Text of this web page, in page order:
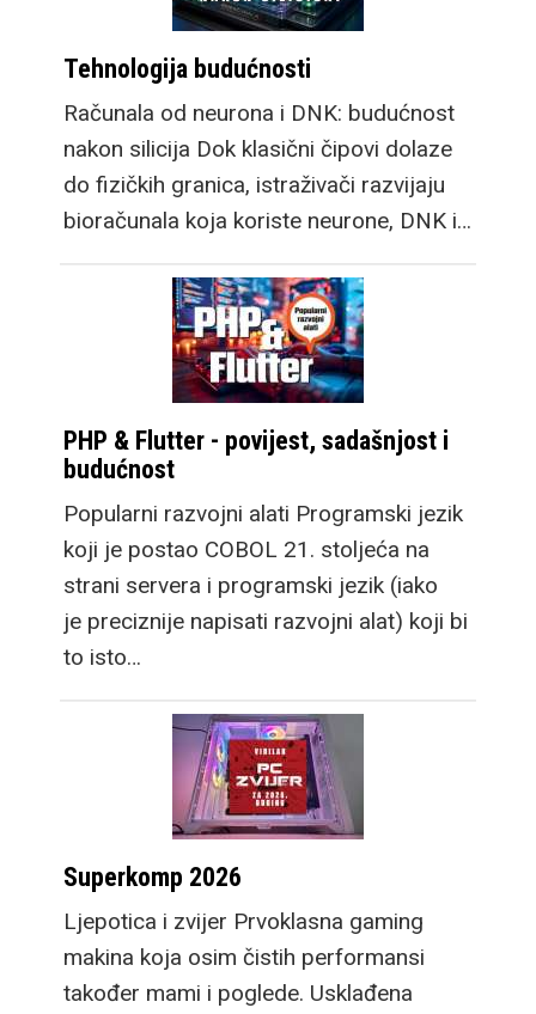
Tehnologija budućnosti
Računala od neurona i DNK: budućnost
nakon silicija Dok klasični čipovi dolaze
do fizičkih granica, istraživači razvijaju
bioračunala koja koriste neurone, DNK i…
PHP & Flutter - povijest, sadašnjost i
budućnost
Popularni razvojni alati Programski jezik
koji je postao COBOL 21. stoljeća na
strani servera i programski jezik (iako
je preciznije napisati razvojni alat) koji bi
to isto…
Superkomp 2026
Ljepotica i zvijer Prvoklasna gaming
makina koja osim čistih performansi
također mami i poglede. Usklađena